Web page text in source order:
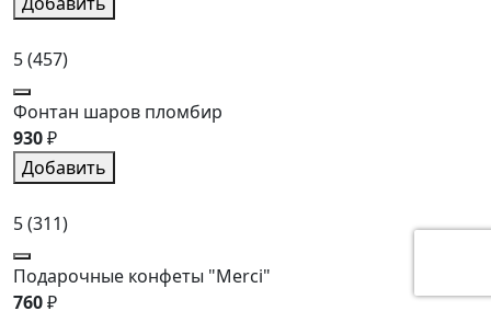
5(457)
Фонтан шаров пломбир
930₽
Добавить
5(311)
Подарочные конфеты "Merci"
760₽